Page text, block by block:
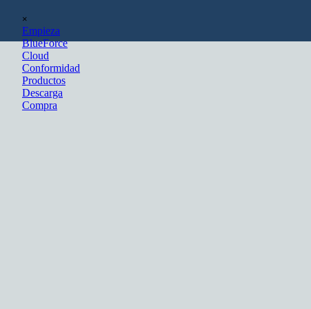
×
Empieza
BlueForce
Cloud
Conformidad
Productos
Descarga
Compra